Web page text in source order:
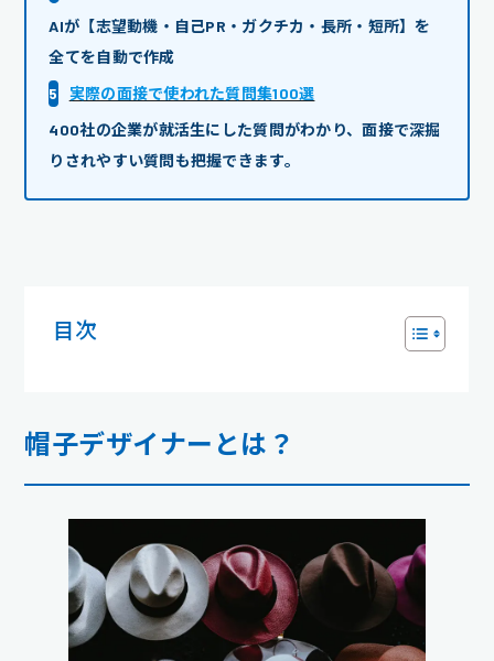
AIが【志望動機・自己PR・ガクチカ・長所・短所】を
全てを自動で作成
5
実際の面接で使われた質問集100選
400社の企業が就活生にした質問がわかり、面接で深掘
りされやすい質問も把握できます。
目次
帽子デザイナーとは？